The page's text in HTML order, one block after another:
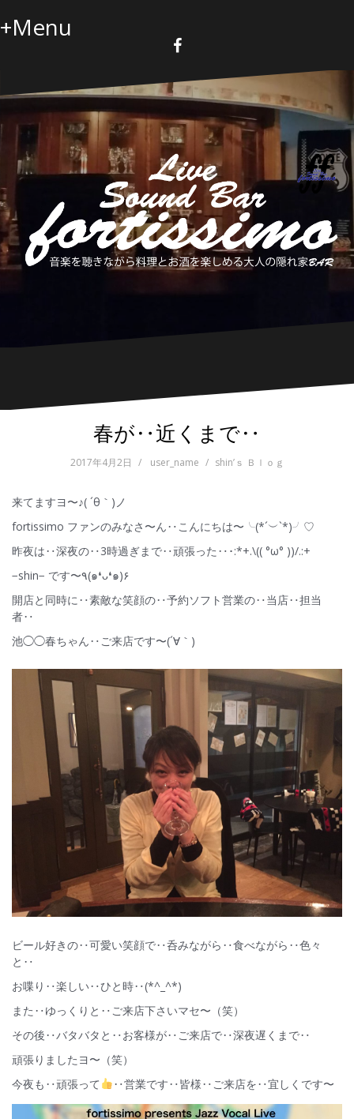
ン
へ
キ
+Menu
c
e
b
o
o
k
春が‥近くまで‥
2017年4月2日 user_name shin’ｓ Ｂｌｏｇ
来てますヨ〜♪( ´θ｀)ノ
fortissimo ファンのみなさ〜ん‥こんにちは〜╰(*´︶`*)╯♡
昨夜は‥深夜の‥3時過ぎまで‥頑張った‥･:*+.\(( °ω° ))/.:+
−shin− です〜٩(๑❛ᴗ❛๑)۶
開店と同時に‥素敵な笑顔の‥予約ソフト営業の‥当店‥担当
者‥
池◯◯春ちゃん‥ご来店です〜(´∀｀)
ビール好きの‥可愛い笑顔で‥呑みながら‥食べながら‥色々
と‥
お喋り‥楽しい‥ひと時‥(*^_^*)
また‥ゆっくりと‥ご来店下さいマセ〜（笑）
その後‥バタバタと‥お客様が‥ご来店で‥深夜遅くまで‥
頑張りましたヨ〜（笑）
今夜も‥頑張って
‥営業です‥皆様‥ご来店を‥宜しくです〜